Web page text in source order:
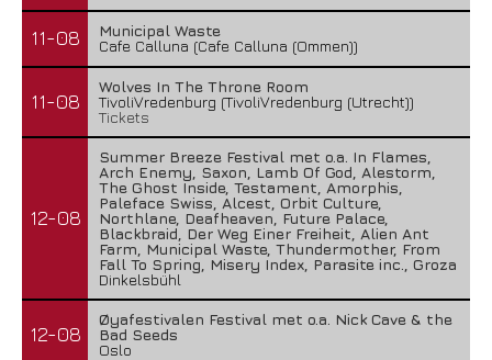
11-08
Municipal Waste
Cafe Calluna (Cafe Calluna (Ommen))
11-08
Wolves In The Throne Room
TivoliVredenburg (TivoliVredenburg (Utrecht))
Tickets
12-08
Summer Breeze Festival met o.a. In Flames,
Arch Enemy, Saxon, Lamb Of God, Alestorm,
The Ghost Inside, Testament, Amorphis,
Paleface Swiss, Alcest, Orbit Culture,
Northlane, Deafheaven, Future Palace,
Blackbraid, Der Weg Einer Freiheit, Alien Ant
Farm, Municipal Waste, Thundermother, From
Fall To Spring, Misery Index, Parasite inc., Groza
Dinkelsbühl
12-08
Øyafestivalen Festival met o.a. Nick Cave & the
Bad Seeds
Oslo